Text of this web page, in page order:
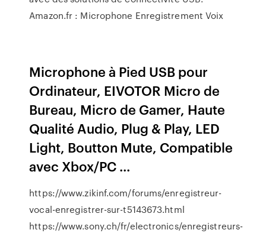
Amazon.fr : Microphone Enregistrement Voix
Microphone à Pied USB pour
Ordinateur, EIVOTOR Micro de
Bureau, Micro de Gamer, Haute
Qualité Audio, Plug & Play, LED
Light, Boutton Mute, Compatible
avec Xbox/PC ...
https://www.zikinf.com/forums/enregistreur-
vocal-enregistrer-sur-t5143673.html
https://www.sony.ch/fr/electronics/enregistreurs-